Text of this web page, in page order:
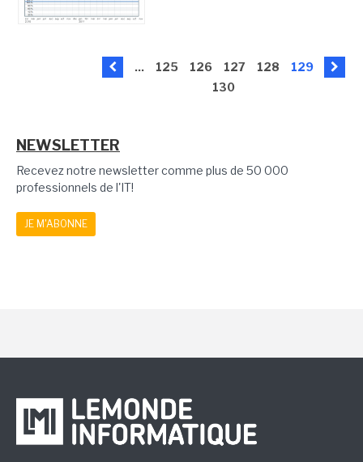
... 125 126 127 128
129
130
NEWSLETTER
Recevez notre newsletter comme plus de 50 000
professionnels de l'IT!
JE M'ABONNE